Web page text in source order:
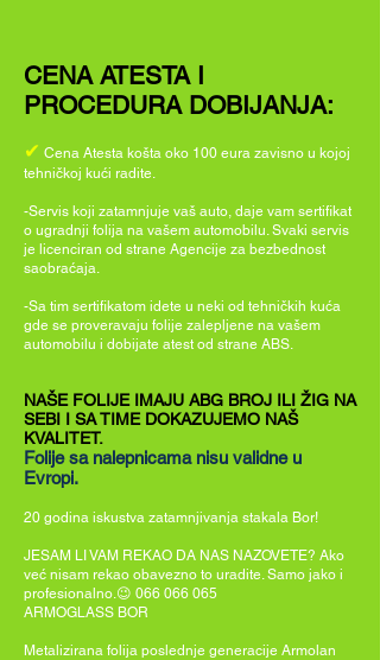
CENA ATESTA I
PROCEDURA DOBIJANJA:
✔ Cena Atesta košta oko 100 eura zavisno u kojoj
tehničkoj kući radite.
-Servis koji zatamnjuje vaš auto, daje vam sertifikat
o ugradnji folija na vašem automobilu.Svaki servis
je licenciran od strane Agencije za bezbednost
saobraćaja.
-Sa tim sertifikatom idete u neki od tehničkih kuća
gde se proveravaju folije zalepljene na vašem
automobilu i dobijate atest od strane ABS.
NAŠE FOLIJE IMAJU ABG BROJ ILI ŽIG NA
SEBI I SA TIME DOKAZUJEMO NAŠ
KVALITET.
Folije sa nalepnicama nisu validne u
Evropi.
20 godina iskustva zatamnjivanja stakala Bor!
JESAM LI VAM REKAO DA NAS NAZOVETE? Ako
već nisam rekao obavezno to uradite. Samo jako i
profesionalno.😉 066 066 065
ARMOGLASS BOR
Metalizirana folija poslednje generacije Armolan